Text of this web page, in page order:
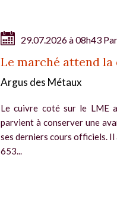
29.07.2026 à 08h43 Par
Le marché attend la
Argus des Métaux
Le cuivre coté sur le LME
parvient à conserver une
ses derniers cours officiels. Il
653...